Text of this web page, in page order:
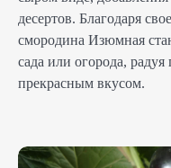
десертов. Благодаря
смородина Изюмная
сада или огорода,
прекрасным вкусом.